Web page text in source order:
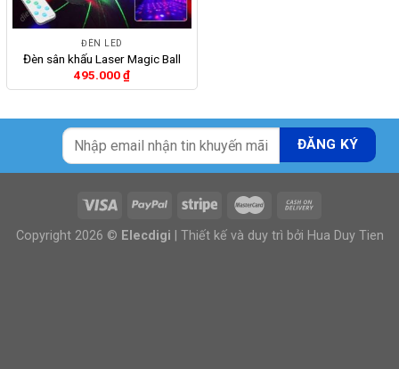
ĐÈN LED
Đèn sân khấu Laser Magic Ball
495.000₫
Copyright 2026 © Elecdigi | Thiết kế và duy trì bởi Hua Duy Tien